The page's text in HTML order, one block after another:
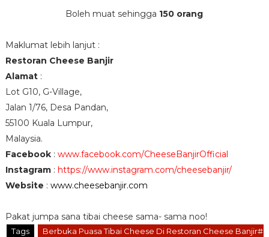
Boleh muat sehingga 150 orang
Maklumat lebih lanjut :
Restoran Cheese Banjir
Alamat:
Lot G10, G-Village,
Jalan 1/76, Desa Pandan,
55100 Kuala Lumpur,
Malaysia.
Facebook: www.facebook.com/CheeseBanjirOfficial
Instagram: https://www.instagram.com/cheesebanjir/
Website : www.cheesebanjir.com
Pakat jumpa sana tibai cheese sama- sama noo!
Tags
Berbuka Puasa Tibai Cheese Di Restoran Cheese Banjir#